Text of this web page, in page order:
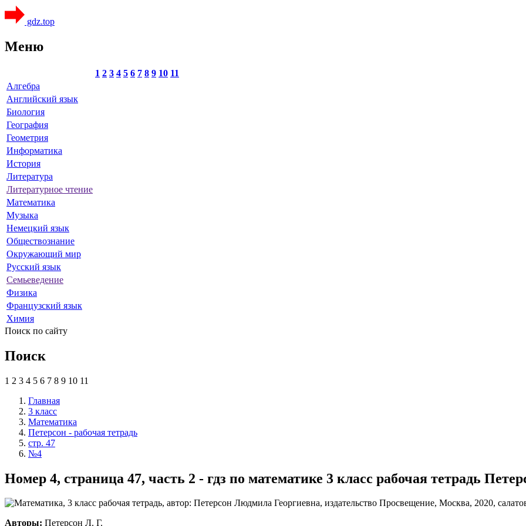
gdz.top
Меню
1 2 3 4 5 6 7 8 9 10 11
Алгебра
Английский язык
Биология
География
Геометрия
Информатика
История
Литература
Литературное чтение
Математика
Музыка
Немецкий язык
Обществознание
Окружающий мир
Русский язык
Семьеведение
Физика
Французский язык
Химия
Поиск по сайту
Поиск
1 2 3 4 5 6 7 8 9 10 11
Главная
3 класс
Математика
Петерсон - рабочая тетрадь
стр. 47
№4
Номер 4, страница 47, часть 2 - гдз по математике 3 класс рабочая тетрадь
Авторы: Петерсон Л. Г.